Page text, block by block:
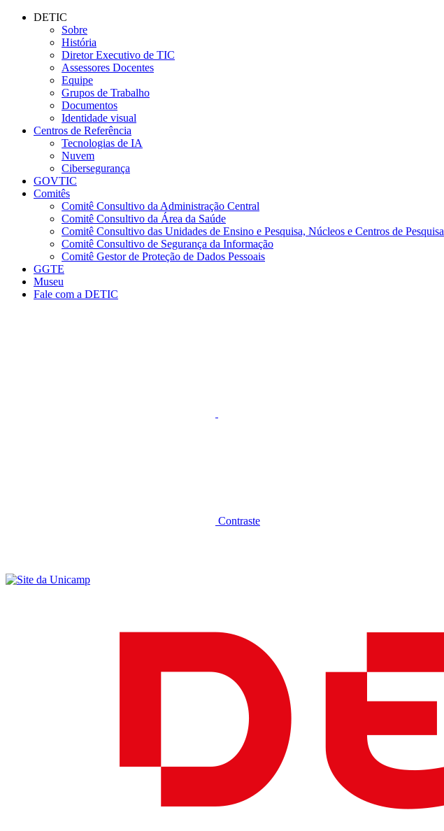
Conteúdo principal
DETIC
Sobre
História
Diretor Executivo de TIC
Assessores Docentes
Equipe
Grupos de Trabalho
Documentos
Identidade visual
Centros de Referência
Tecnologias de IA
Nuvem
Cibersegurança
GOVTIC
Comitês
Comitê Consultivo da Administração Central
Comitê Consultivo da Área da Saúde
Comitê Consultivo das Unidades de Ensino e Pesquisa, Núcleos e Centros de Pesquisa
Comitê Consultivo de Segurança da Informação
Comitê Gestor de Proteção de Dados Pessoais
GGTE
Museu
Fale com a DETIC
Contraste